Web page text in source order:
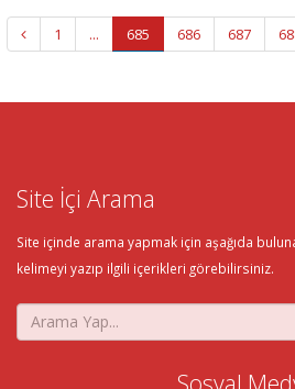
1 ... 685 686 687
Site İçi Arama
Site içinde arama yapmak için aşağıda
kelimeyi yazıp ilgili içerikleri görebilirsiniz.